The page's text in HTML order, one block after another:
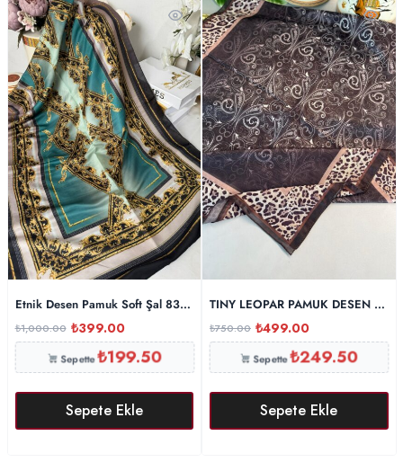
Etnik Desen Pamuk Soft Şal 83924 – Petrol
₺1,000.00 ₺399.00
Sepette₺199.50
Sepete Ekle
TINY LEOPAR PAMUK DESEN
₺750.00 ₺499.00
Sepette₺249.50
Sepete Ekle